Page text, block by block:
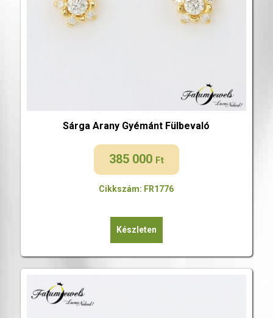
Sárga Arany Gyémánt Fülbevaló
385 000 Ft
Cikkszám: FR1776
Készleten